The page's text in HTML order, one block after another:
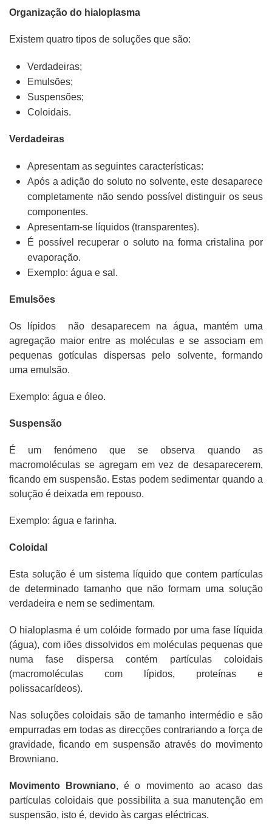
Organização do hialoplasma
Existem quatro tipos de soluções que são:
Verdadeiras;
Emulsões;
Suspensões;
Coloidais.
Verdadeiras
Apresentam as seguintes características:
Após a adição do soluto no solvente, este desaparece
completamente não sendo possível distinguir os seus
componentes.
Apresentam-se líquidos (transparentes).
É possível recuperar o soluto na forma cristalina por
evaporação.
Exemplo: água e sal.
Emulsões
Os lípidos
não desaparecem na água, mantém uma
agregação maior entre as moléculas e se associam em
pequenas gotículas dispersas pelo solvente, formando
uma emulsão.
Exemplo: água e óleo.
Suspensão
É um fenómeno que se observa quando as
macromoléculas se agregam em vez de desaparecerem,
ficando em suspensão. Estas podem sedimentar quando a
solução é deixada em repouso.
Exemplo: água e farinha.
Coloidal
Esta solução é um sistema líquido que contem partículas
de determinado tamanho que não formam uma solução
verdadeira e nem se sedimentam.
O hialoplasma é um colóide formado por uma fase líquida
(água), com iões dissolvidos em moléculas pequenas que
numa fase dispersa contém partículas coloidais
(macromoléculas com lípidos, proteínas e
polissacarídeos).
Nas soluções coloidais são de tamanho intermédio e são
empurradas em todas as direcções contrariando a força de
gravidade, ficando em suspensão através do movimento
Browniano.
Movimento Browniano, é o movimento ao acaso das
partículas coloidais que possibilita a sua manutenção em
suspensão, isto é, devido às cargas eléctricas.